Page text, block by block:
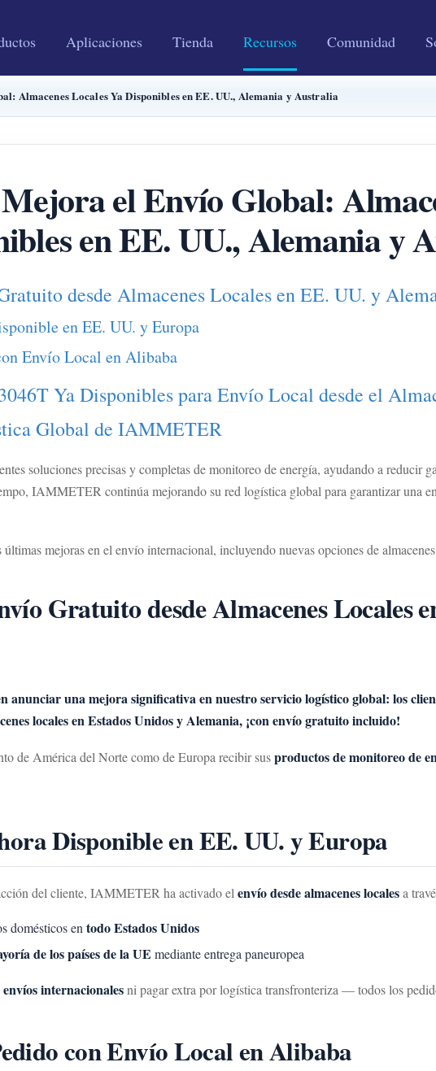
Aplicaciones Tienda Recursos Comunidad
Almacenes Locales Ya Disponibles en EE. UU., Alemania y Australia
el Envío Global:
en EE. UU., Alemania y
desde Almacenes Locales en EE. UU. y
en EE. UU. y Europa
Envío Local en Alibaba
Ya Disponibles para Envío Local desde el
Global de IAMMETER
soluciones precisas y completas de monitoreo de energía, ayudando a reducir
IAMMETER continúa mejorando su red logística global para garantizar una
mejoras en el envío internacional, incluyendo nuevas opciones de
Gratuito desde Almacenes Locales
anunciar una mejora significativa en nuestro servicio logístico global: los
locales en Estados Unidos y Alemania, ¡con envío gratuito incluido!
de América del Norte como de Europa recibir susproductos de monitoreo de
Disponible en EE. UU. y Europa
del cliente, IAMMETER ha activado elenvío desde almacenes localesa
domésticos entodo Estados Unidos
de los países de la UE mediante entrega paneuropea
internacionalesni pagar extra por logística transfronteriza — todos los
con Envío Local en Alibaba